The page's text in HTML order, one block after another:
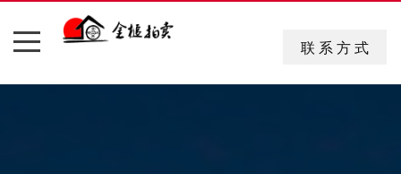
联 系 方 式